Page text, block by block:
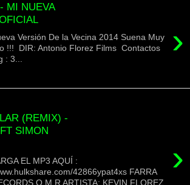
MI NUEVA
›
Versión De la Vecina 2014 Suena Muy
!!! DIR: Antonio Florez Films Contactos
: 3...
(REMIX) -
SIMON
›
EL MP3 AQUÍ :
42866ypat4xs FARRA
O.M.R ARTISTA: KEVIN FLOREZ